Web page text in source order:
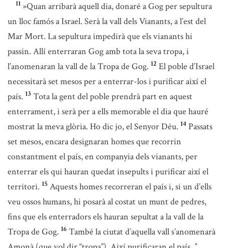
11 »Quan arribarà aquell dia, donaré a Gog per sepultura
un lloc famós a Israel. Serà la vall dels Vianants, a l’est del
Mar Mort. La sepultura impedirà que els vianants hi
passin. Allí enterraran Gog amb tota la seva tropa, i
l’anomenaran la vall de la Tropa de Gog. 12 El poble d’Israel
necessitarà set mesos per a enterrar-los i purificar així el
país. 13 Tota la gent del poble prendrà part en aquest
enterrament, i serà per a ells memorable el dia que hauré
mostrat la meva glòria. Ho dic jo, el Senyor Déu. 14 Passats
set mesos, encara designaran homes que recorrin
constantment el país, en companyia dels vianants, per
enterrar els qui hauran quedat insepults i purificar així el
territori. 15 Aquests homes recorreran el país i, si un d’ells
veu ossos humans, hi posarà al costat un munt de pedres,
fins que els enterradors els hauran sepultat a la vall de la
Tropa de Gog. 16 També la ciutat d’aquella vall s’anomenarà
*